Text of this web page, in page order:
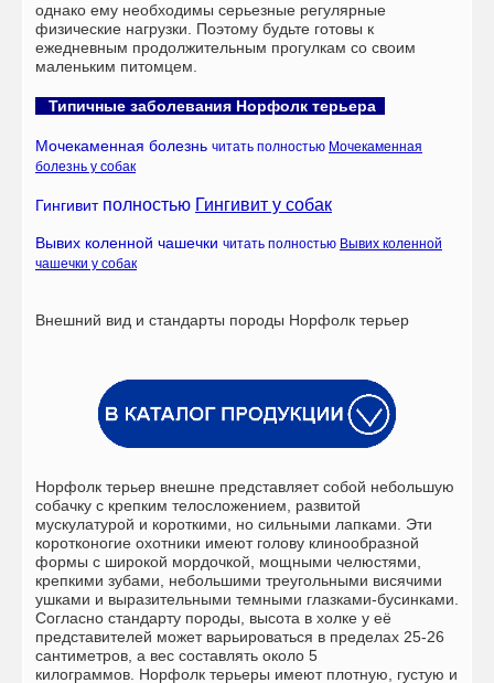
однако ему необходимы серьезные регулярные
физические нагрузки. Поэтому будьте готовы к
ежедневным продолжительным прогулкам со своим
маленьким питомцем.
Типичные заболевания Норфолк терьера
Мочекаменная болезнь читать полностью Мочекаменная
болезнь у собак
Гингивит полностью Гингивит у собак
Вывих коленной чашечки читать полностью Вывих коленной
чашечки у собак
Внешний вид и стандарты породы Норфолк терьер
Норфолк терьер внешне представляет собой небольшую
собачку с крепким телосложением, развитой
мускулатурой и короткими, но сильными лапками. Эти
коротконогие охотники имеют голову клинообразной
формы с широкой мордочкой, мощными челюстями,
крепкими зубами, небольшими треугольными висячими
ушками и выразительными темными глазками-бусинками.
Согласно стандарту породы, высота в холке у её
представителей может варьироваться в пределах 25-26
сантиметров, а вес составлять около 5
килограммов. Норфолк терьеры имеют плотную, густую и